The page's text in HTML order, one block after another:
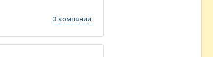
О компании